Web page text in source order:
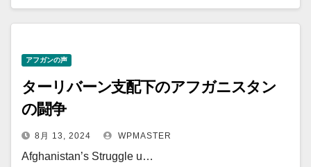
アフガンの声
ターリバーン支配下のアフガニスタン
の闘争
8月 13, 2024 WPMASTER
Afghanistan’s Struggle u…